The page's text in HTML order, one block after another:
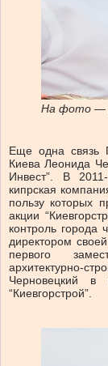
На фото —
Еще одна связь
Киева Леонида
Инвест”. В
кипрская
пользу которых
акции
контроль города
директором
первого
архитектурно-
Черновецкий в
“Киевгорстрой”.